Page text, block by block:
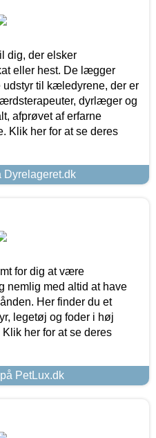
dig, der elsker
eller hest. De lægger
til kæledyrene, der er
dyrlæger og
afprøvet af erfarne
Klik her for at se deres
Dyrelageret.dk
for dig at være
nemlig med altid at have
Her finder du et
legetøj og foder i høj
her for at se deres
PetLux.dk